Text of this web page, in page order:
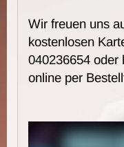
Wir freuen uns
kostenlosen
040236654 oder
online per